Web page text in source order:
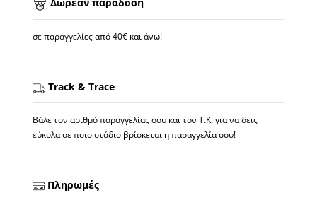
σε παραγγελίες από 40€ και άνω!
Track & Trace
Βάλε τον αριθμό παραγγελίας σου και τον Τ.Κ. για να δεις
εύκολα σε ποιο στάδιο βρίσκεται η παραγγελία σου!
Πληρωμές